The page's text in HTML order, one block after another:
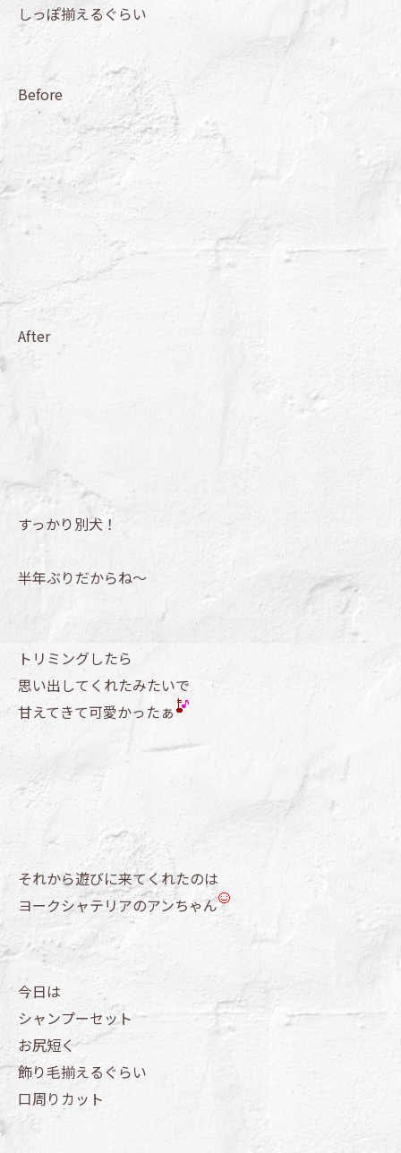
しっぽ揃えるぐらい
Before
After
すっかり別犬！
半年ぶりだからね～
トリミングしたら
思い出してくれたみたいで
甘えてきて可愛かったぁ
それから遊びに来てくれたのは
ヨークシャテリアのアンちゃん
今日は
シャンプーセット
お尻短く
飾り毛揃えるぐらい
口周りカット